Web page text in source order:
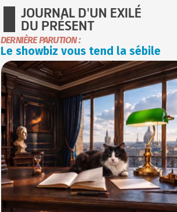
JOURNAL D'UN EXILÉ
DU PRÉSENT
DERNIÈRE PARUTION :
Le showbiz vous tend la sébile